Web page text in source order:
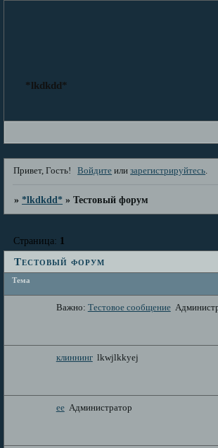
*lkdkdd*
Привет, Гость! Войдите илизарегистрируйтесь.
»*lkdkdd* »Тестовый форум
Тестовый форум
Страница: 1
Тема
Важно: Тестовое сообщение
клиннинг lkwjlkkyej
ее Администратор